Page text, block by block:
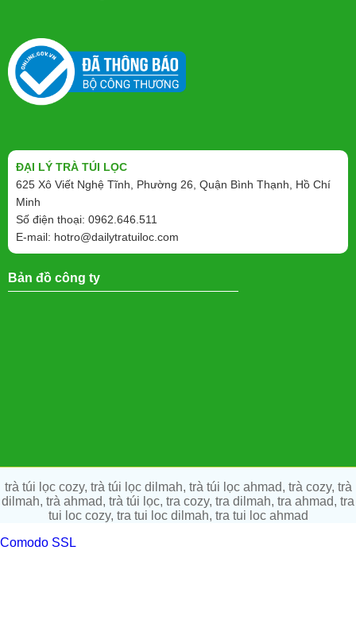
ĐẠI LÝ TRÀ TÚI LỌC
625 Xô Viết Nghệ Tĩnh, Phường 26, Quận Bình Thạnh, Hồ Chí
Minh
Số điện thoại: 0962.646.511
E-mail: hotro@dailytratuiloc.com
Bản đồ công ty
trà túi lọc cozy, trà túi lọc dilmah, trà túi lọc ahmad, trà cozy, trà
dilmah, trà ahmad, trà túi lọc, tra cozy, tra dilmah, tra ahmad, tra
tui loc cozy, tra tui loc dilmah, tra tui loc ahmad
Comodo SSL